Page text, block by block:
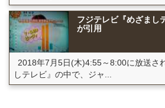
フジテレビ『めざまし
が引用
2018年7月5日(木)4:55～8:00に放送さ
しテレビ』の中で、ジャ...